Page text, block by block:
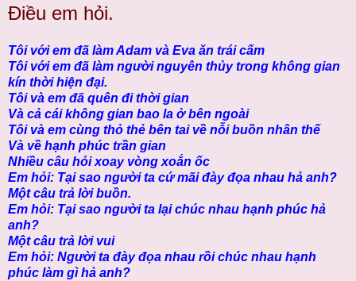
Điều em hỏi.
Tôi với em đã làm Adam và Eva ăn trái cấm
Tôi với em đã làm người nguyên thủy trong không gian
kín thời hiện đại.
Tôi và em đã quên đi thời gian
Và cả cái không gian bao la ở bên ngoài
Tôi và em cùng thỏ thẻ bên tai về nỗi buồn nhân thế
Và về hạnh phúc trần gian
Nhiều câu hỏi xoay vòng xoắn ốc
Em hỏi: Tại sao người ta cứ mãi đày đọa nhau hả anh?
Một câu trả lời buồn.
Em hỏi: Tại sao người ta lại chúc nhau hạnh phúc hả
anh?
Một câu trả lời vui
Em hỏi: Người ta đày đọa nhau rồi chúc nhau hạnh
phúc làm gì hả anh?